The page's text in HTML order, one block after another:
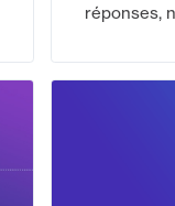
réponses,